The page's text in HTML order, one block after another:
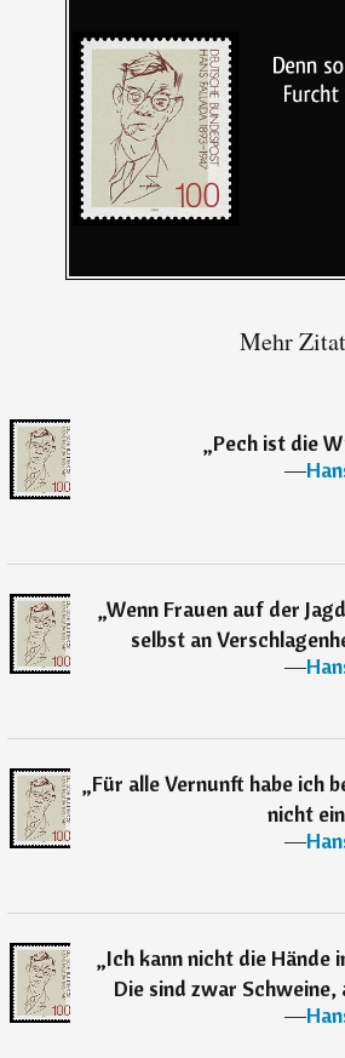
Mehr
„Pech ist die
―
„Wenn Frauen auf der
selbst an
―
„Für alle Vernunft habe ich
nicht
―
„Ich kann nicht die Hände
Die sind zwar Schweine,
―